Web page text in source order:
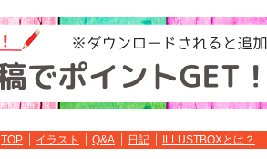
TOP イラスト Q&A 日記 ILLUSTBOXとは？